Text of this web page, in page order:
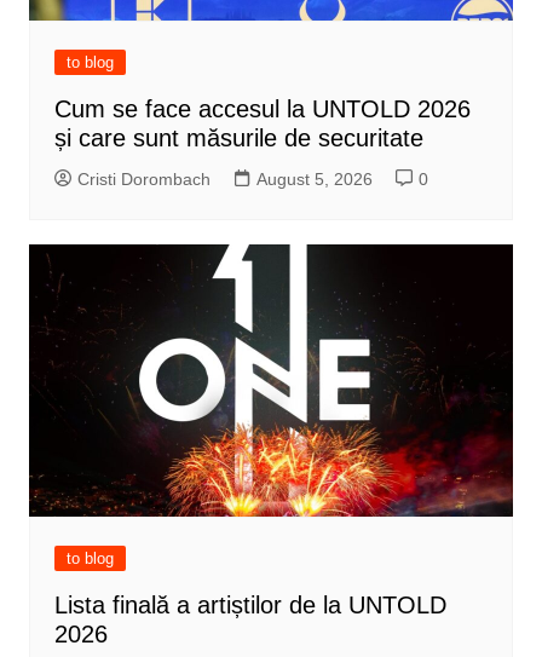
to blog
Cum se face accesul la UNTOLD 2026
și care sunt măsurile de securitate
Cristi Dorombach August 5, 2026 0
to blog
Lista finală a artiștilor de la UNTOLD
2026